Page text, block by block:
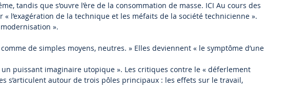
tandis que s’ouvre l’ère de la consommation de masse. ICI Au cours des
l’exagération de la technique et les méfaits de la société technicienne ».
».
de simples moyens, neutres. » Elles deviennent « le symptôme d’une
un puissant imaginaire utopique ». Les critiques contre le « déferlement
s’articulent autour de trois pôles principaux : les effets sur le travail,